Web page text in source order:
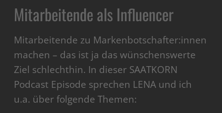
Mitarbeitende als Influencer
Mitarbeitende zu Markenbotschafter:innen
machen – das ist ja das wünschenswerte
Ziel schlechthin. In dieser SAATKORN
Podcast Episode sprechen LENA und ich
u.a. über folgende Themen: